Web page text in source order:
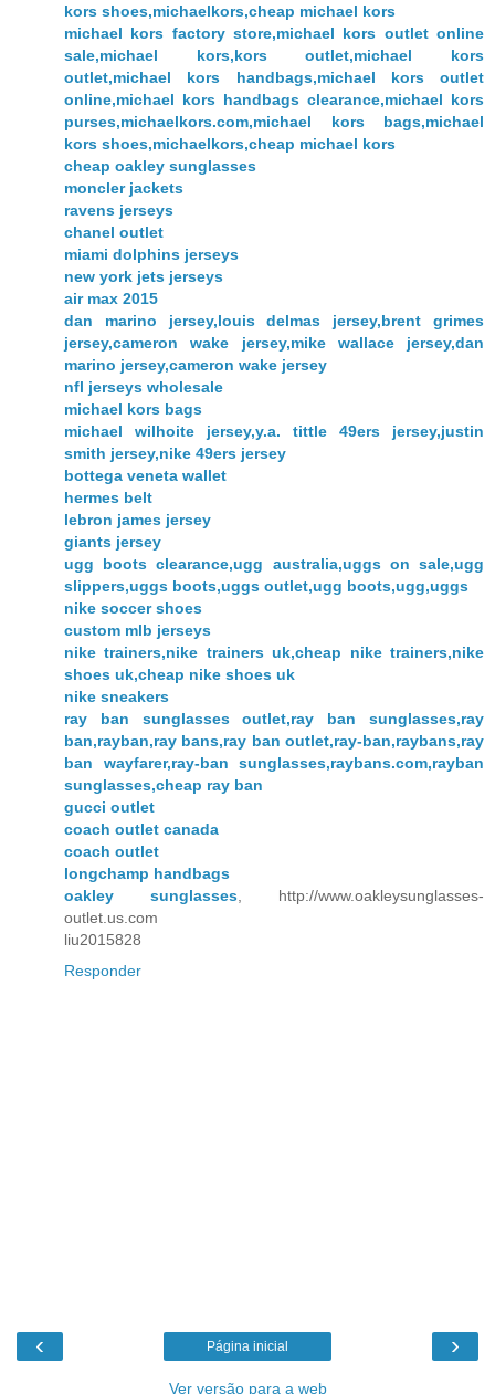
kors shoes,michaelkors,cheap michael kors
michael kors factory store,michael kors outlet online
sale,michael kors,kors outlet,michael kors
outlet,michael kors handbags,michael kors outlet
online,michael kors handbags clearance,michael kors
purses,michaelkors.com,michael kors bags,michael
kors shoes,michaelkors,cheap michael kors
cheap oakley sunglasses
moncler jackets
ravens jerseys
chanel outlet
miami dolphins jerseys
new york jets jerseys
air max 2015
dan marino jersey,louis delmas jersey,brent grimes
jersey,cameron wake jersey,mike wallace jersey,dan
marino jersey,cameron wake jersey
nfl jerseys wholesale
michael kors bags
michael wilhoite jersey,y.a. tittle 49ers jersey,justin
smith jersey,nike 49ers jersey
bottega veneta wallet
hermes belt
lebron james jersey
giants jersey
ugg boots clearance,ugg australia,uggs on sale,ugg
slippers,uggs boots,uggs outlet,ugg boots,ugg,uggs
nike soccer shoes
custom mlb jerseys
nike trainers,nike trainers uk,cheap nike trainers,nike
shoes uk,cheap nike shoes uk
nike sneakers
ray ban sunglasses outlet,ray ban sunglasses,ray
ban,rayban,ray bans,ray ban outlet,ray-ban,raybans,ray
ban wayfarer,ray-ban sunglasses,raybans.com,rayban
sunglasses,cheap ray ban
gucci outlet
coach outlet canada
coach outlet
longchamp handbags
oakley sunglasses , http://www.oakleysunglasses-
outlet.us.com
liu2015828
Responder
‹ ›
Página inicial
Ver versão para a web